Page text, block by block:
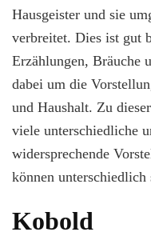
Hausgeister und sie
verbreitet. Dies ist gut
Erzählungen, Bräuche
dabei um die
und Haushalt. Zu
viele unterschiedliche
widersprechende
können unterschiedlich
Kobold